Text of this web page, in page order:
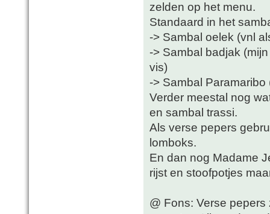
zelden op het menu.
Standaard in het
-> Sambal oelek (vnl
-> Sambal badjak
vis)
-> Sambal
Verder meestal nog
en sambal trassi.
Als verse pepers
lomboks.
En dan nog Madame
rijst en stoofpotjes
@ Fons: Verse